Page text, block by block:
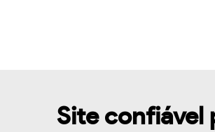
Site confiável